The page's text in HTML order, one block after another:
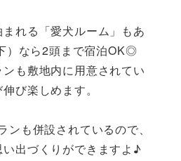
れる「愛犬ルーム」もあ
）なら2頭まで宿泊OK◎
も敷地内に用意されてい
び楽しめます。
も併設されているので、
出づくりができますよ♪